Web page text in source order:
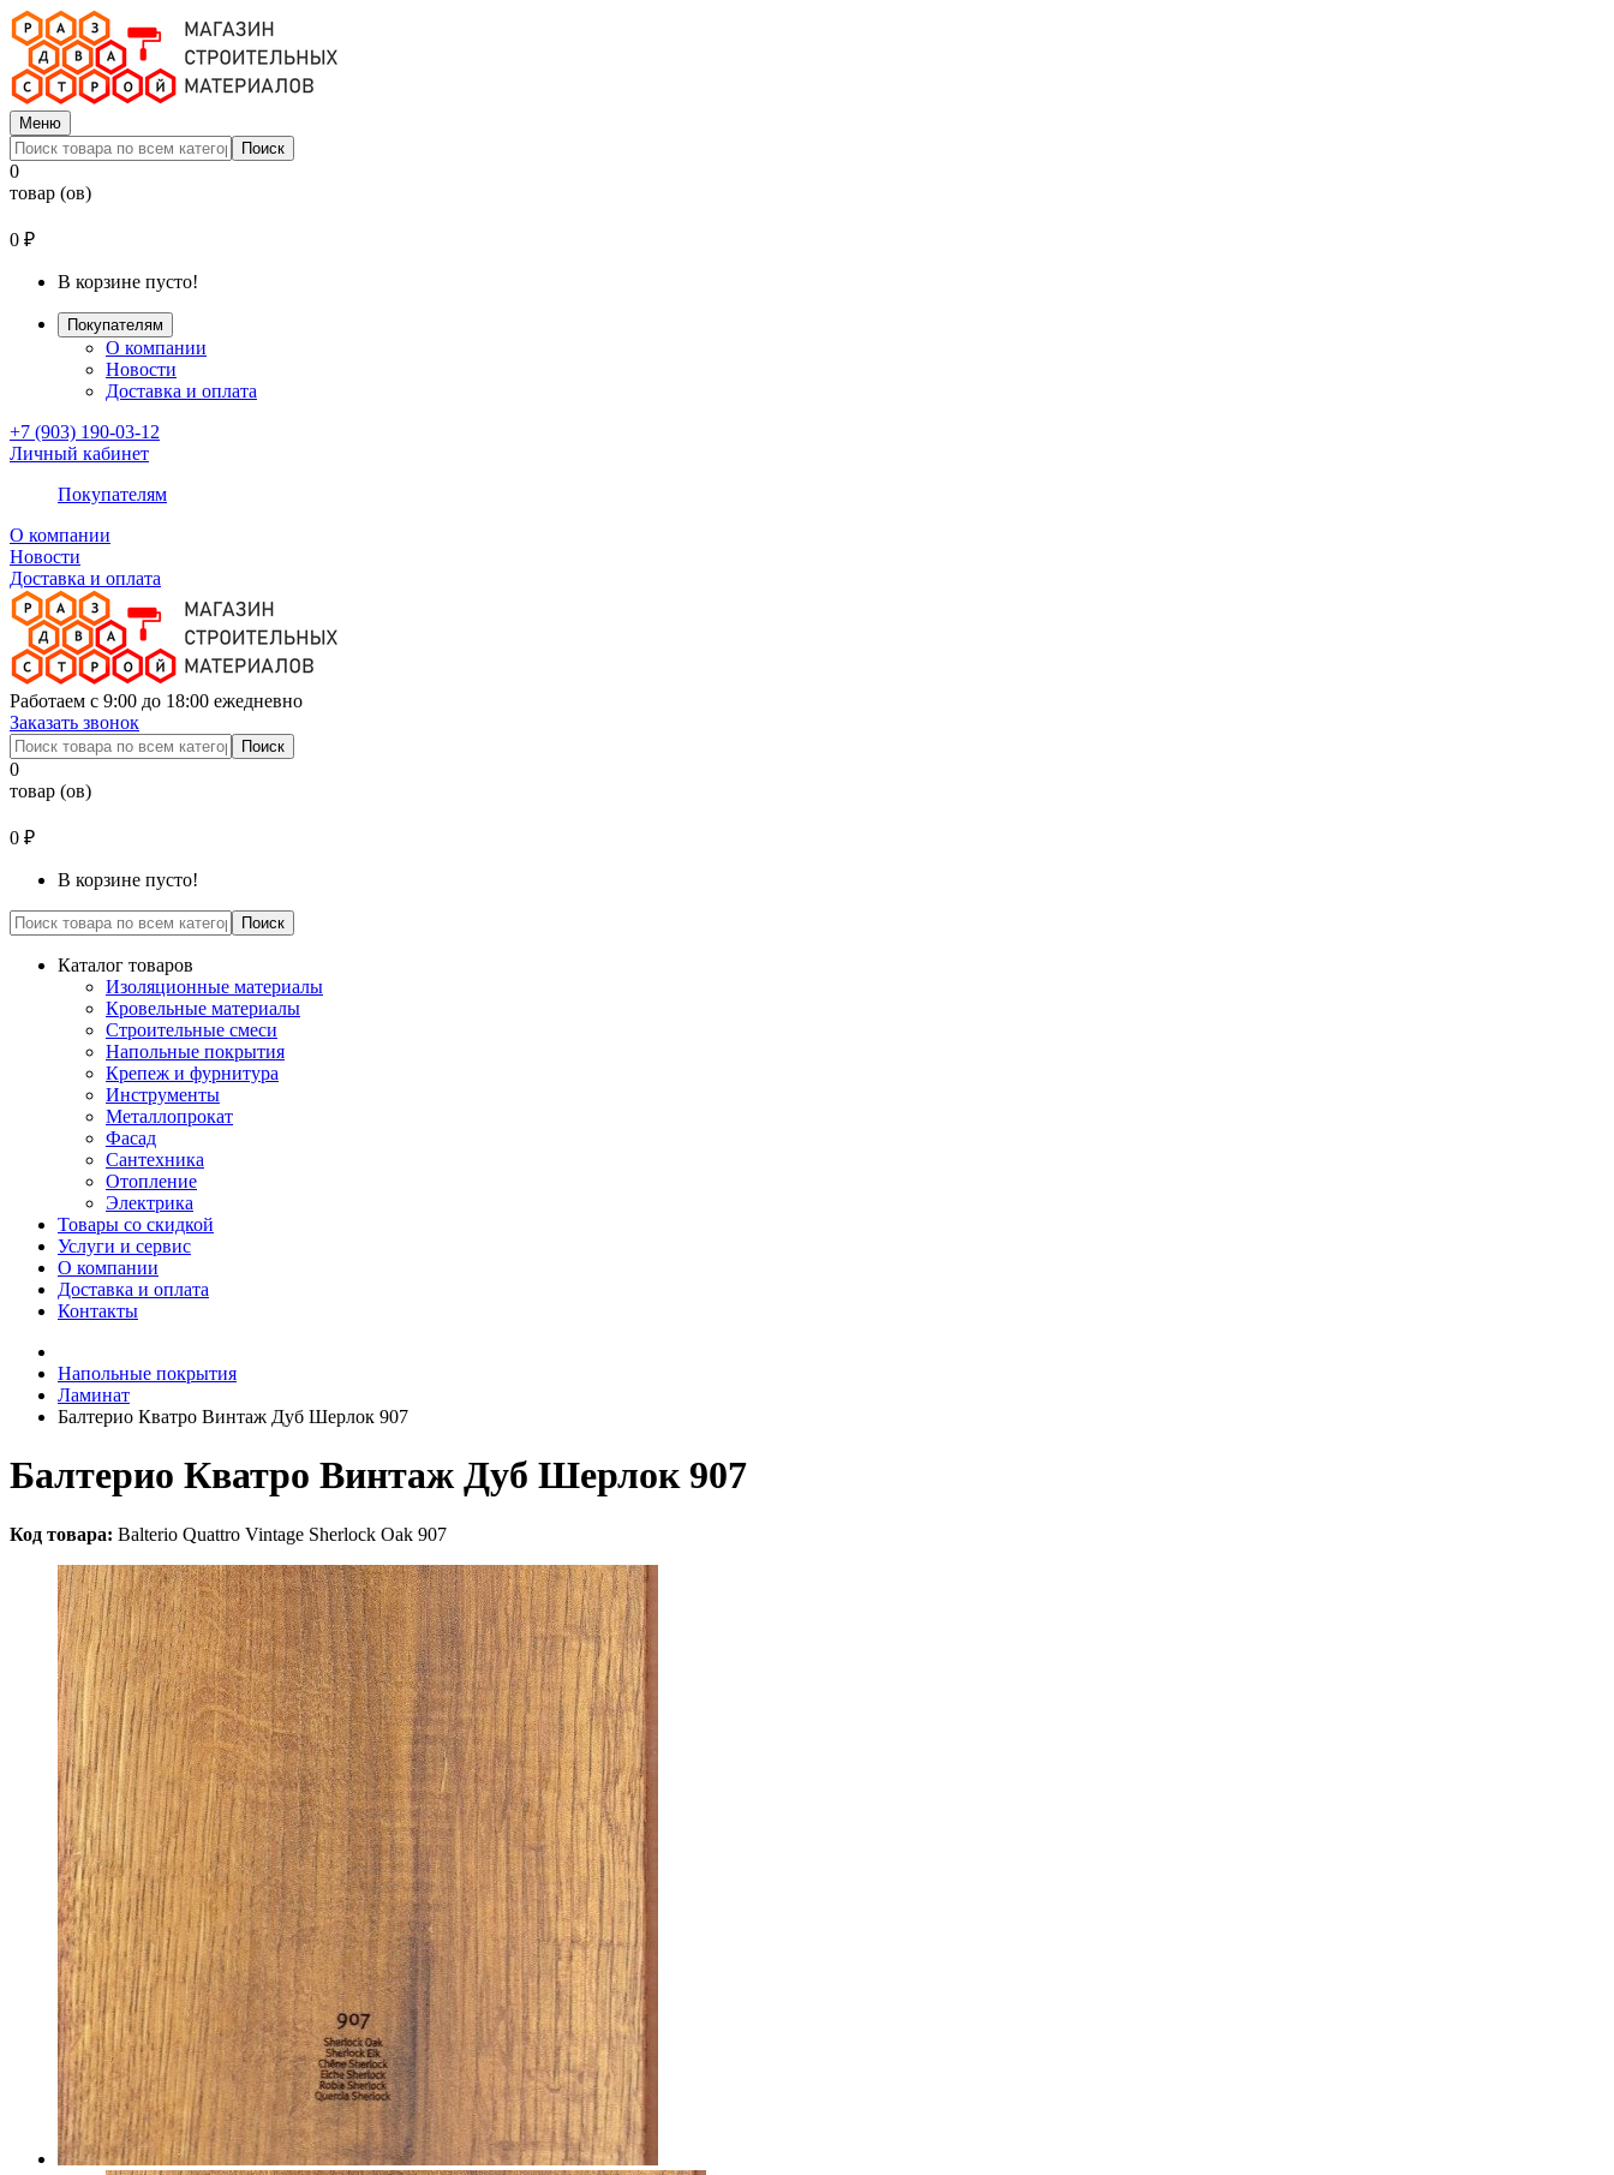
Меню
Поиск
0
товар (ов)
0 ₽
В корзине пусто!
Покупателям
О компании
Новости
Доставка и оплата
+7 (903) 190-03-12
Личный кабинет
Покупателям
О компании
Новости
Доставка и оплата
Работаем с 9:00 до 18:00 ежедневно
Заказать звонок
Поиск
0
товар (ов)
0 ₽
В корзине пусто!
Поиск
Каталог товаров
Изоляционные материалы
Кровельные материалы
Строительные смеси
Напольные покрытия
Крепеж и фурнитура
Инструменты
Металлопрокат
Фасад
Сантехника
Отопление
Электрика
Товары со скидкой
Услуги и сервис
О компании
Доставка и оплата
Контакты
Напольные покрытия
Ламинат
Балтерио Кватро Винтаж Дуб Шерлок 907
Балтерио Кватро Винтаж Дуб Шерлок 907
Код товара: Balterio Quattro Vintage Sherlock Oak 907